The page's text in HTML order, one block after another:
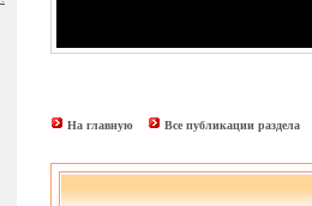
На главную Все публикации раздела